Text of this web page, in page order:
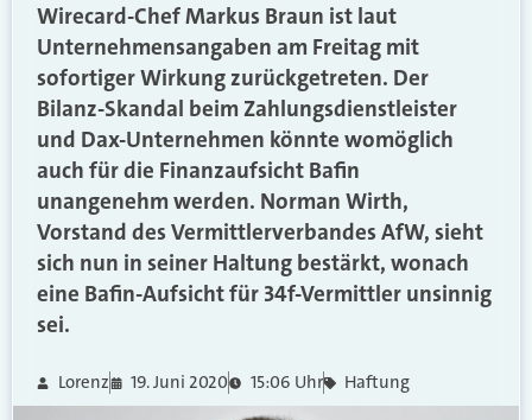
Wirecard-Chef Markus Braun ist laut
Unternehmensangaben am Freitag mit
sofortiger Wirkung zurückgetreten. Der
Bilanz-Skandal beim Zahlungsdienstleister
und Dax-Unternehmen könnte womöglich
auch für die Finanzaufsicht Bafin
unangenehm werden. Norman Wirth,
Vorstand des Vermittlerverbandes AfW, sieht
sich nun in seiner Haltung bestärkt, wonach
eine Bafin-Aufsicht für 34f-Vermittler unsinnig
sei.
Lorenz 19. Juni 2020 15:06 Uhr Haftung